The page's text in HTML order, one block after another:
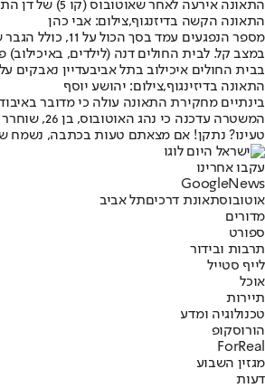
התאונה אירעה לאחר שאוטובוס (קו 5) של דן התנגש מאחור בקו 62, מה שהוביל לפגיעה בעץ ובעמוד חשמל. אחד הפצועים, הולך רגל בן 76 שנלכד מתחת לאוטובוס, חולץ במצב קשה ולא יציב ופונה לבית החולים איכילוב.
התאונה הקשה בדיזנגוף,צילום: אבי כהן
במצב קל. לבית החולים דנה (לילדים, באיכילוב)
בבית החולים איכילוב בתל אביבעדיין נאבקים על
התאונה בדיזינגוף,צילום: יהושע יוסף
בינתיים מחקירת התאונה עולה כי מדובר
המשטרה עדכנה כי נהג האוטובוס, בן 26, שוחרר בתנאים מגבילים, בהם מעצר בית מלא למשך חמישה ימים. בוחני אגף התנועה במחוז תל אביב ממשיכים בחקירת נסיבות התאונה.
טעינו? נתקן! אם מצאתם טעות בכתבה, נשמח
עקבו אחרינו
Googl eNews
אוטובוסתאונת דרכיםתל אביב
מדורים
ספורט
תרבות ובידור
לייף סטייל
אוכל
תיירות
טכנולוגיה ומדע
הורוסקופ
ForReal
מגזין השבוע
דעות